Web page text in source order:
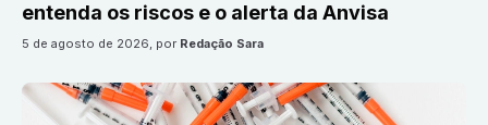
entenda os riscos e o alerta da Anvisa
5 de agosto de 2026, por Redação Sara